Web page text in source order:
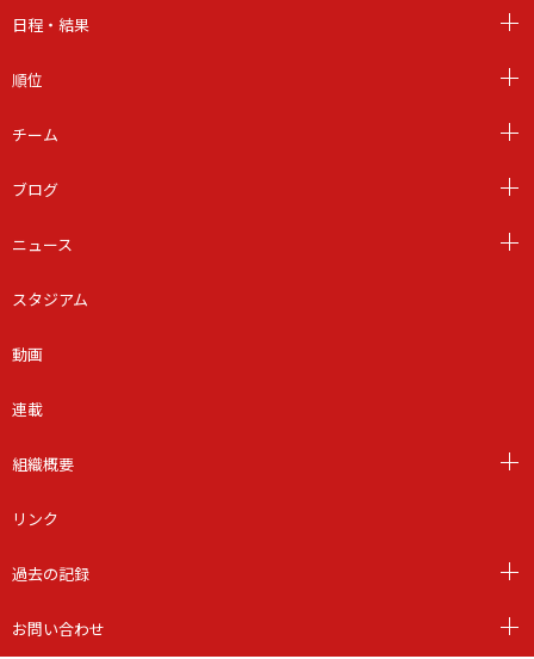
日程・結果
順位
チーム
ブログ
ニュース
スタジアム
動画
連載
組織概要
リンク
過去の記録
お問い合わせ